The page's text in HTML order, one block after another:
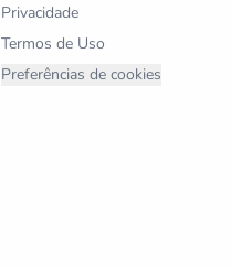
Privacidade
Termos de Uso
Preferências de cookies